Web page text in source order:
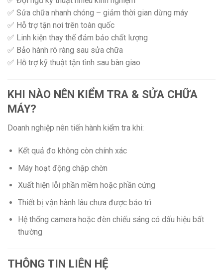
✅ Sửa chữa nhanh chóng – giảm thời gian dừng máy
✅ Hỗ trợ tận nơi trên toàn quốc
✅ Linh kiện thay thế đảm bảo chất lượng
✅ Bảo hành rõ ràng sau sửa chữa
✅ Hỗ trợ kỹ thuật tận tình sau bàn giao
KHI NÀO NÊN KIỂM TRA & SỬA CHỮA
MÁY?
Doanh nghiệp nên tiến hành kiểm tra khi:
Kết quả đo không còn chính xác
Máy hoạt động chập chờn
Xuất hiện lỗi phần mềm hoặc phần cứng
Thiết bị vận hành lâu chưa được bảo trì
Hệ thống camera hoặc đèn chiếu sáng có dấu hiệu bất
thường
THÔNG TIN LIÊN HỆ